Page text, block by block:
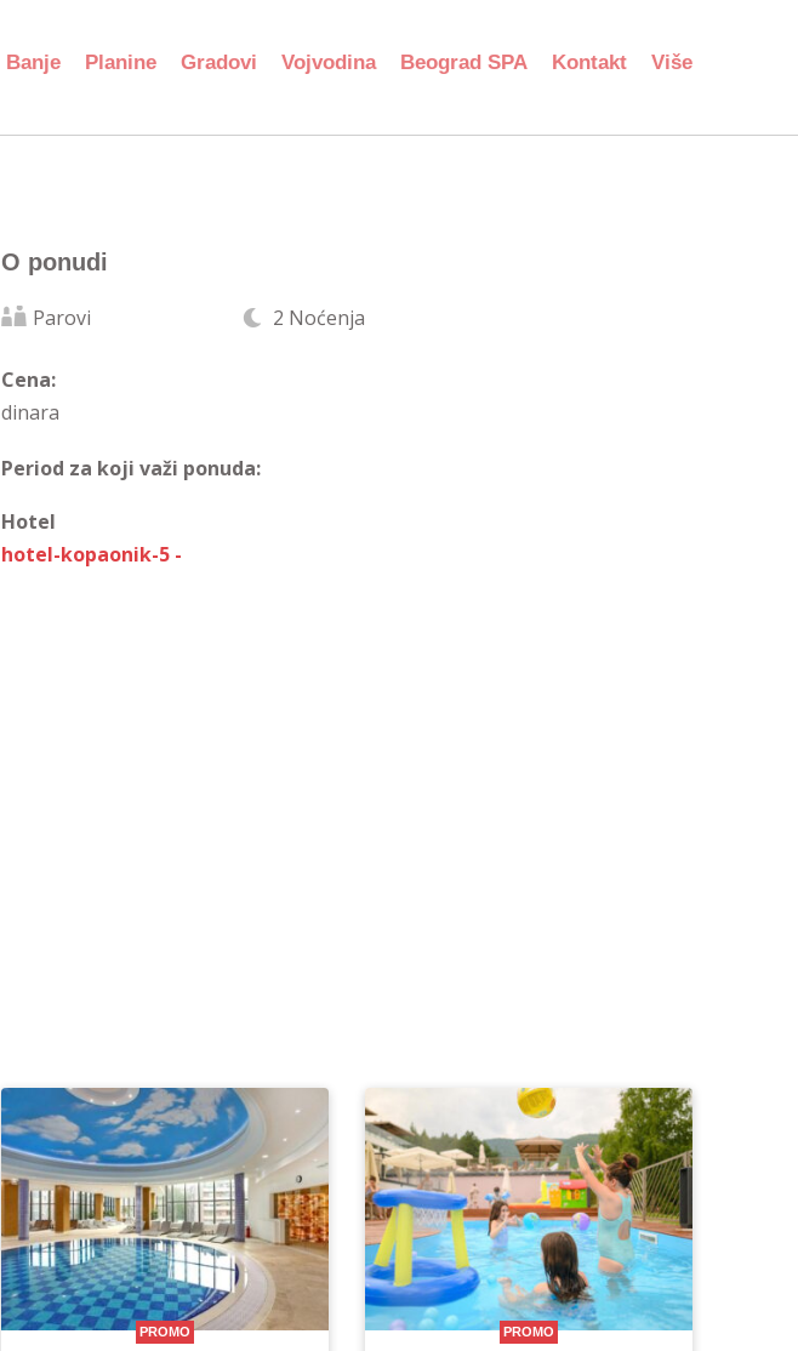
Banje Planine Gradovi Vojvodina Beograd SPA Kontakt Više
O ponudi
Parovi 2 Noćenja
Cena:
dinara
Period za koji važi ponuda:
Hotel
hotel-kopaonik-5 -
PROMO PROMO